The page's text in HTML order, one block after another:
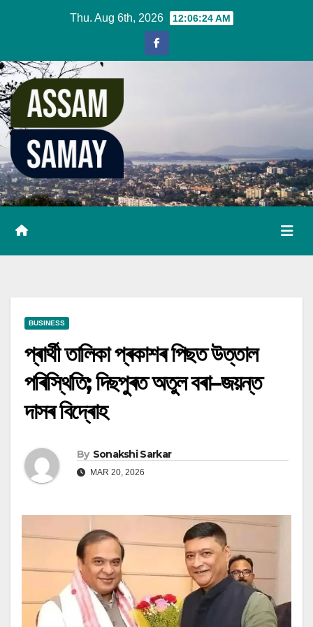
Thu. Aug 6th, 2026 12:06:24 AM
BUSINESS
প্ৰাৰ্থী তালিকা প্ৰকাশৰ পিছত উত্তাল
পৰিস্থিতি; দিছপুৰত অতুল বৰা–জয়ন্ত
দাসৰ বিদ্ৰোহ
By Sonakshi Sarkar
MAR 20, 2026